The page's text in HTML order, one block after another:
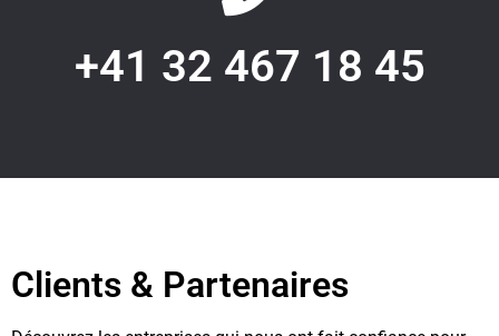
+41 32 467 18 45
Clients & Partenaires